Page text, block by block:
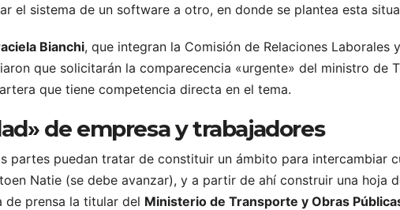
el sistema de un software a otro, en donde se plantea esta
Bianchi, que integran la Comisión de Relaciones Laborales y
que solicitarán la comparecencia «urgente» del ministro de
que tiene competencia directa en el tema.
de empresa y trabajadores
partes puedan tratar de constituir un ámbito para intercambiar
Natie (se debe avanzar), y a partir de ahí construir una hoja
de prensa la titular del Ministerio de Transporte y Obras